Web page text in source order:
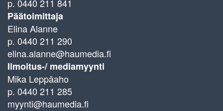
p. 0440 211 841
Päätoimittaja
Elina Alanne
p. 0440 211 290
elina.alanne@haumedia.fi
Ilmoitus-/ mediamyynti
Mika Leppäaho
p. 0440 211 285
myynti@haumedia.fi